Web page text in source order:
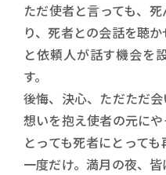
ただ使者と言っても、
り、死者との会話を聴
と依頼人が話す機会を
す。
後悔、決心、ただただ
想いを抱え使者の元に
とっても死者にとって
一度だけ。満月の夜、皆